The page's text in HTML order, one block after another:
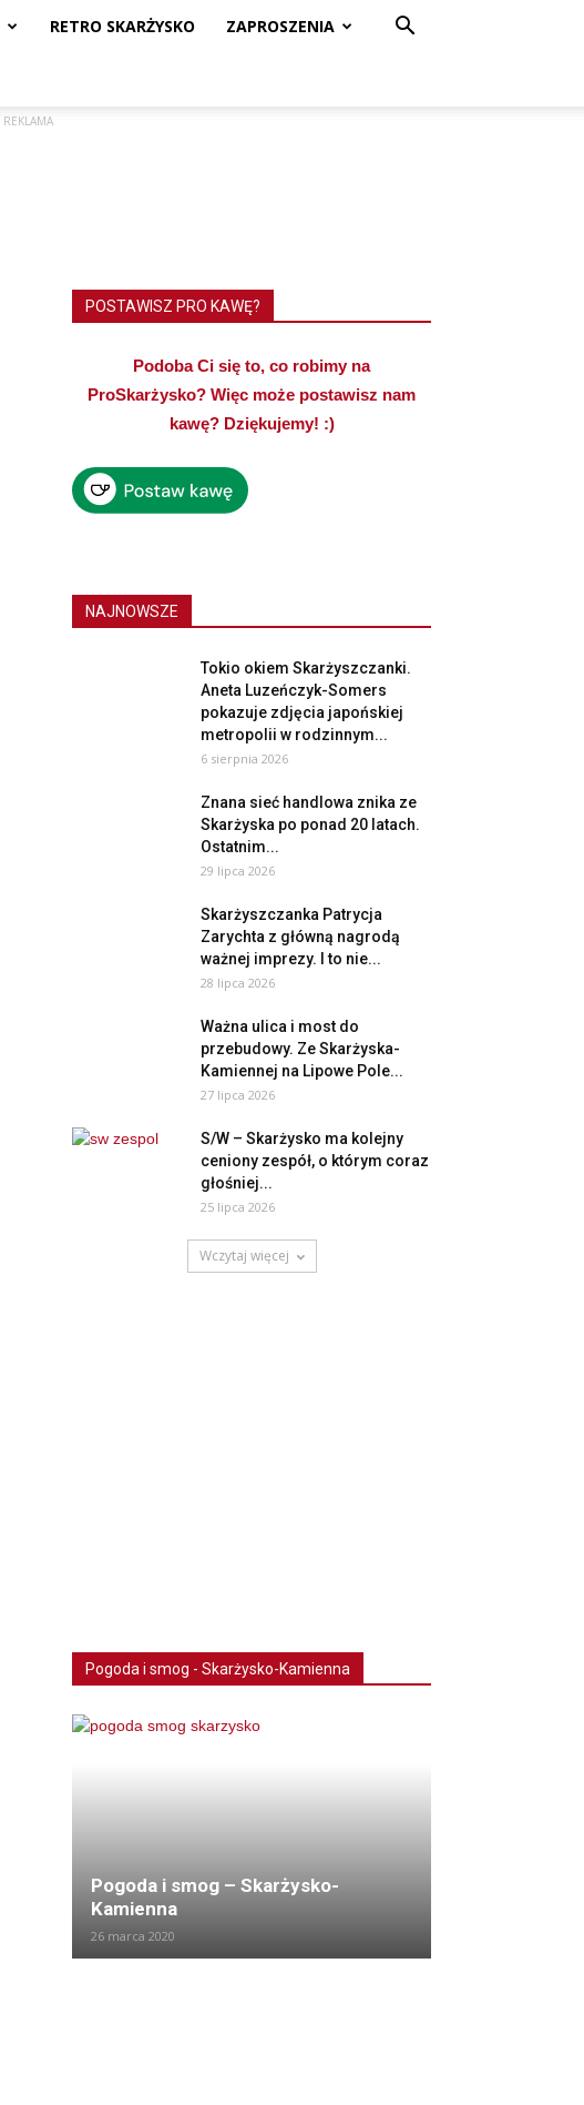
RETRO SKARŻYSKO ZAPROSZENIA
REKLAMA
POSTAWISZ PRO KAWĘ?
Podoba Ci się to, co robimy na
ProSkarżysko? Więc może postawisz nam
kawę? Dziękujemy! :)
NAJNOWSZE
Tokio okiem Skarżyszczanki.
Aneta Luzeńczyk-Somers
pokazuje zdjęcia japońskiej
metropolii w rodzinnym...
6 sierpnia 2026
Znana sieć handlowa znika ze
Skarżyska po ponad 20 latach.
Ostatnim...
29 lipca 2026
Skarżyszczanka Patrycja
Zarychta z główną nagrodą
ważnej imprezy. I to nie...
28 lipca 2026
Ważna ulica i most do
przebudowy. Ze Skarżyska-
Kamiennej na Lipowe Pole...
27 lipca 2026
S/W – Skarżysko ma kolejny
ceniony zespół, o którym coraz
głośniej...
25 lipca 2026
Wczytaj więcej
Pogoda i smog - Skarżysko-Kamienna
Pogoda i smog – Skarżysko-
Kamienna
26 marca 2020